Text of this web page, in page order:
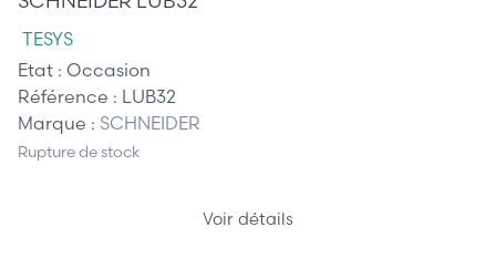
TESYS
Etat : Occasion
Référence : LUB32
Marque : SCHNEIDER
Rupture de stock
Voir détails